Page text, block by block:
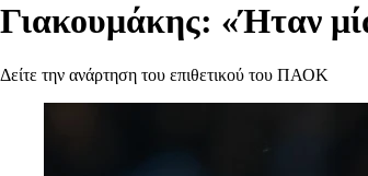
Γιακουμάκης: «Ήταν
Δείτε την ανάρτηση του επιθετικού του ΠΑΟΚ